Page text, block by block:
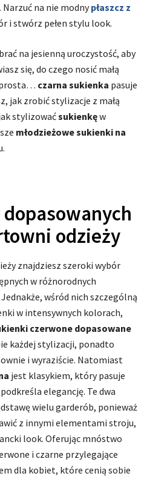
na nie modnypłaszcz z
i stwórz pełen stylu look.
na jesienną uroczystość, aby
się, do czego nosić małą
prosta… czarna sukienka pasuje
jak zrobić stylizacje z małą
stylizowaćsukienkęw
młodzieżowe sukienki na
odzieży
znajdziesz szeroki wybór
w różnorodnych
wśród nich szczególną
w intensywnych kolorach,
czerwone dopasowane
każdej stylizacji, ponadto
i wyraziście. Natomiast
jest klasykiem, który pasuje
elegancję. Te dwa
wielu garderób, ponieważ
z innymi elementami stroju,
look. Oferując mnóstwo
i czarne przylegające
dla kobiet, które cenią sobie